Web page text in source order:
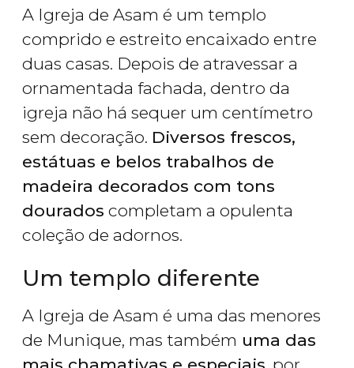
A Igreja de Asam é um templo
comprido e estreito encaixado entre
duas casas. Depois de atravessar a
ornamentada fachada, dentro da
igreja não há sequer um centímetro
sem decoração. Diversos frescos,
estátuas e belos trabalhos de
madeira decorados com tons
dourados completam a opulenta
coleção de adornos.
Um templo diferente
A Igreja de Asam é uma das menores
de Munique, mas também uma das